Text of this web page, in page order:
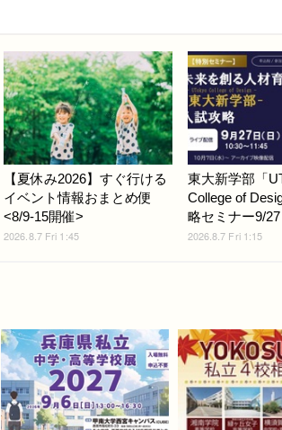
【夏休み2026】すぐ行ける
イベント情報おまとめ便
<8/9-15開催>
2026.8.7 Fri 1:45
東大新学部「
College of
略セミナー9/27
2026.8.7 Fri 1:15